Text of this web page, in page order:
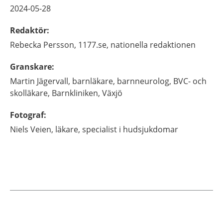
2024-05-28
Redaktör:
Rebecka Persson, 1177.se, nationella redaktionen
Granskare:
Martin Jägervall, barnläkare, barnneurolog, BVC- och
skolläkare, Barnkliniken, Växjö
Fotograf:
Niels Veien, läkare, specialist i hudsjukdomar